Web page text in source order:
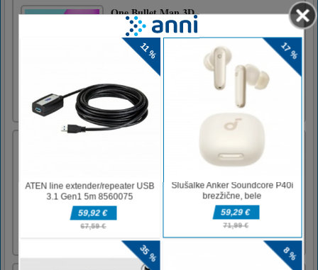
One Bullet Man 3D
Živjo, Bullet Man. Uporabite svojo pištolo, da
izpopolnite svojo smrtonosno natančnost in
streljajte na čim več negativcev. Zaradi
zahtevnih ovir je doseganje ciljev še posebej
težavno, zato namerite, preden pritisnete na
sprožilec pištole in ustrelite. Preden položite
prst na sp [...]
Short Life je izjemna platformna igra z
našega junaka in ga poskušati voditi skozi
vrsto različnih stopenj. To se morda sliši
običajno, vendar ga morate tudi varno voditi,
ne da bi mu poškodovali ali mu odmaknili
katerega od okončin!Upora [...]